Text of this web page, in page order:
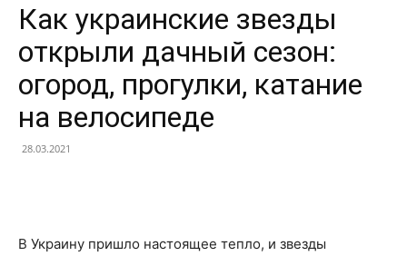
Как украинские звезды
открыли дачный сезон:
огород, прогулки, катание
на велосипеде
28.03.2021
В Украину пришло настоящее тепло, и звезды